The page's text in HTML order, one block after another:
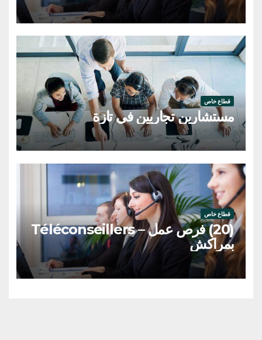
قطاع خاص
مستشارين تجاريين في تازة
قطاع خاص
(20) فرص عمل – Téléconseillers
بمراكش